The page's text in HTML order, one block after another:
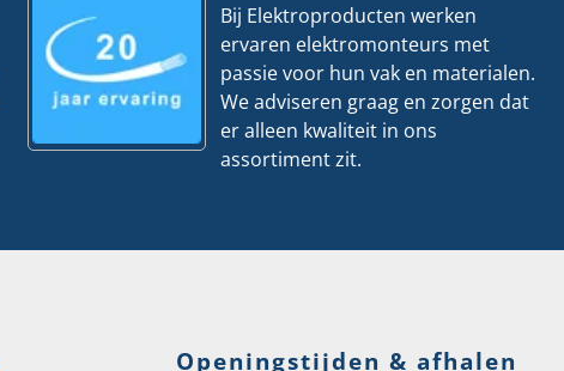
Bij Elektroproducten werken
ervaren elektromonteurs met
passie voor hun vak en materialen.
We adviseren graag en zorgen dat
er alleen kwaliteit in ons
assortiment zit.
Openingstijden & afhalen